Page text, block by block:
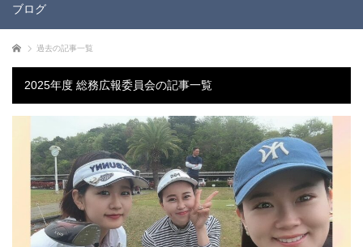
ブログ
ホーム 過去の記事一覧
2025年度 総務広報委員会の記事一覧